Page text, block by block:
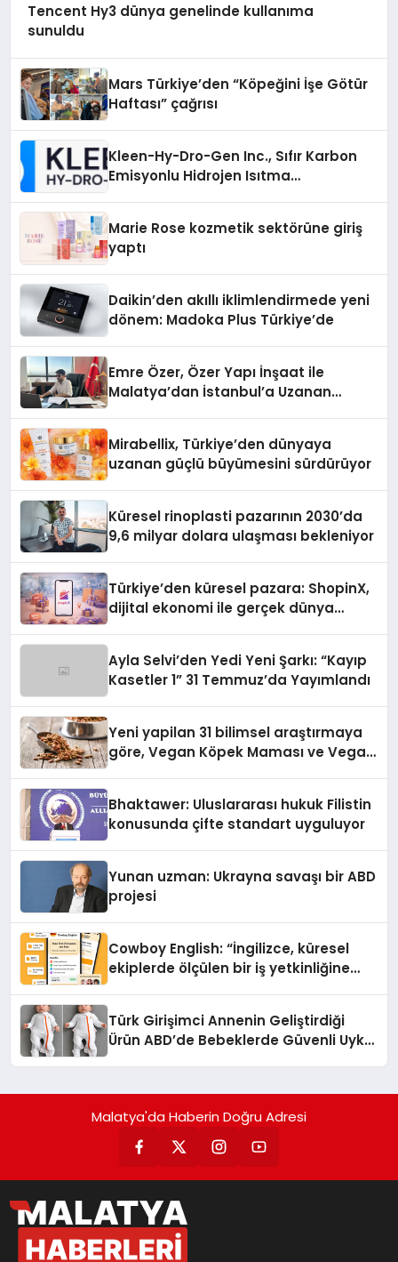
Tencent Hy3 dünya genelinde kullanıma
sunuldu
Mars Türkiye’den “Köpeğini İşe Götür
Haftası” çağrısı
Kleen-Hy-Dro-Gen Inc., Sıfır Karbon
Emisyonlu Hidrojen Isıtma
Marie Rose kozmetik sektörüne giriş
yaptı
Daikin’den akıllı iklimlendirmede yeni
dönem: Madoka Plus Türkiye’de
Emre Özer, Özer Yapı İnşaat ile
Malatya’dan İstanbul’a Uzanan
Mirabellix, Türkiye’den dünyaya
uzanan güçlü büyümesini sürdürüyor
Küresel rinoplasti pazarının 2030’da
9,6 milyar dolara ulaşması bekleniyor
Türkiye’den küresel pazara: ShopinX,
dijital ekonomi ile gerçek dünya
Ayla Selvi’den Yedi Yeni Şarkı: “Kayıp
Kasetler 1” 31 Temmuz’da Yayımlandı
Yeni yapilan 31 bilimsel araştırmaya
göre, Vegan Köpek Maması ve Vegan
Bhaktawer: Uluslararası hukuk Filistin
konusunda çifte standart uyguluyor
Yunan uzman: Ukrayna savaşı bir ABD
projesi
Cowboy English: “İngilizce, küresel
ekiplerde ölçülen bir iş yetkinliğine
Türk Girişimci Annenin Geliştirdiği
Ürün ABD’de Bebeklerde Güvenli Uyku
Malatya'da Haberin Doğru Adresi